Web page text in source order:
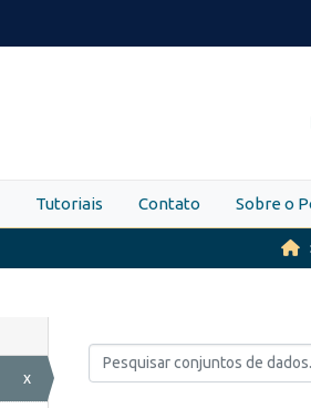
Tutoriais Contato Sobre o
x